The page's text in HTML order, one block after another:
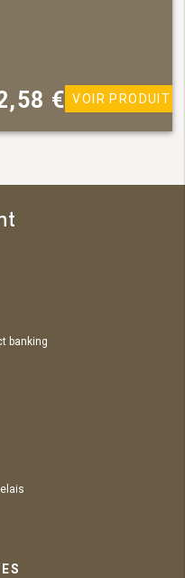
€ VOIR PRODUIT
banking